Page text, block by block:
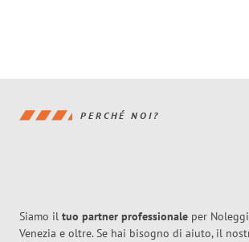
PERCHÉ NOI?
Siamo il tuo partner professionale per
Venezia e oltre. Se hai bisogno di aiuto, il